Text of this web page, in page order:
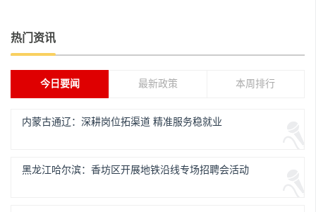
热门资讯
今日要闻 最新政策 本周排行
内蒙古通辽：深耕岗位拓渠道 精准服务稳就业
黑龙江哈尔滨：香坊区开展地铁沿线专场招聘会活动